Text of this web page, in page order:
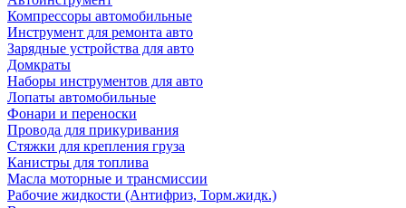
Компрессоры автомобильные
Инструмент для ремонта авто
Зарядные устройства для авто
Домкраты
Наборы инструментов для авто
Лопаты автомобильные
Фонари и переноски
Провода для прикуривания
Стяжки для крепления груза
Канистры для топлива
Масла моторные и трансмиссии
Рабочие жидкости (Антифриз, Торм.жидк.)